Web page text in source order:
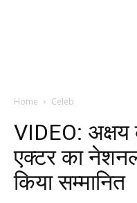
Home Celeb
VIDEO: अक्षय
एक्टर का नेशनल
किया सम्मानित